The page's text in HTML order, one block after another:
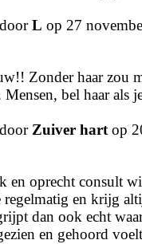
L op 27
Zonder haar zou
bel haar als
Zuiver hartop
en oprecht consult
regelmatig en krijg
dan ook echt
en gehoord